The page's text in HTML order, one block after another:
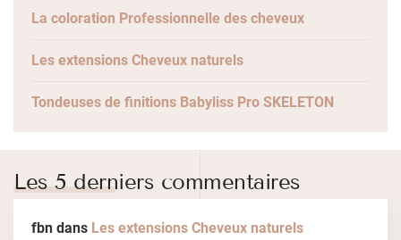
La coloration Professionnelle des cheveux
Les extensions Cheveux naturels
Tondeuses de finitions Babyliss Pro SKELETON
Les 5 derniers commentaires
fbn dans Les extensions Cheveux naturels